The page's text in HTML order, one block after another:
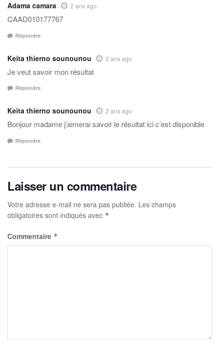
Adama camara 2 ans ago
CAAD010177767
Répondre
Keita thierno sounounou 2 ans ago
Je veut savoir mon résultat
Répondre
Keita thierno sounounou 2 ans ago
Bonjour madame j’aimerai savoir le résultat ici c’est disponible
Répondre
Laisser un commentaire
Votre adresse e-mail ne sera pas publiée. Les champs
obligatoires sont indiqués avec *
Commentaire *